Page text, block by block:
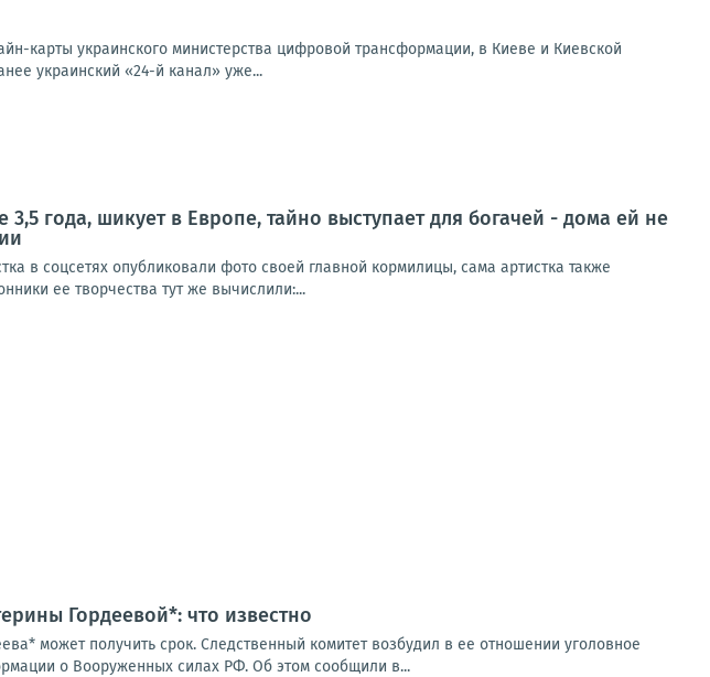
карты украинского министерства цифровой трансформации, в Киеве и Киевской
украинский «24-й канал» уже...
года, шикует в Европе, тайно выступает для богачей - дома ей не
в соцсетях опубликовали фото своей главной кормилицы, сама артистка также
ее творчества тут же вычислили:...
Гордеевой*: что известно
может получить срок. Следственный комитет возбудил в ее отношении уголовное
о Вооруженных силах РФ. Об этом сообщили в...